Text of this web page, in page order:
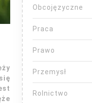
Obcojęzyczne
Praca
Prawo
Przemysł
Rolnictwo